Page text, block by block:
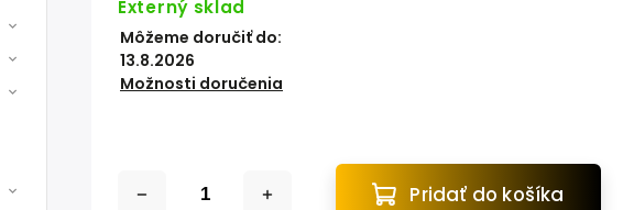
Externý sklad
Môžeme doručiť do:
13.8.2026
Možnosti doručenia
Pridať do košíka